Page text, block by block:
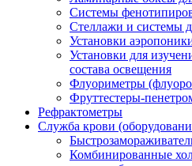
Системы
Стеллажи и системы
Установки
Установки для
состава освещения
Флуориметры
Фруттестеры-
Рефрактометры
Служба крови
Комбинированные